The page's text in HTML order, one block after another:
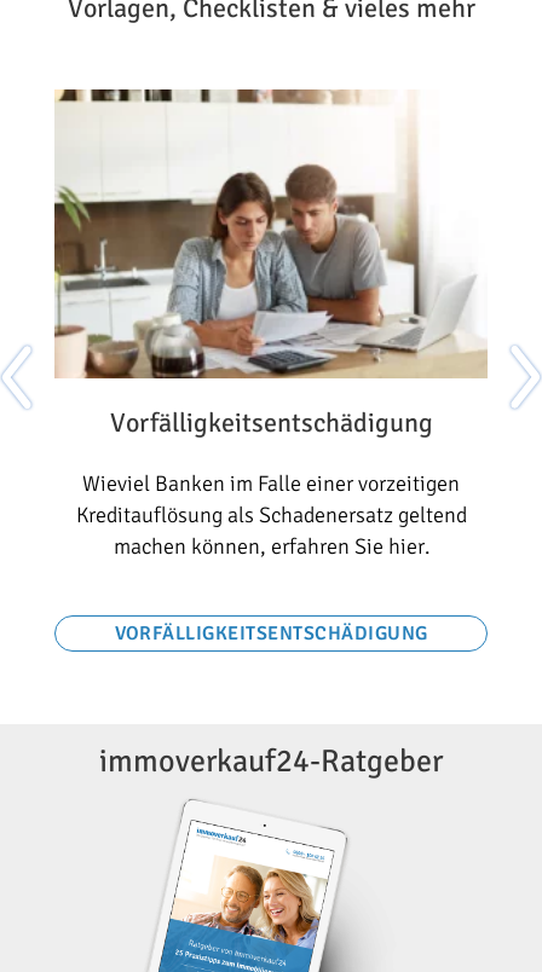
Vorlagen, Checklisten & vieles mehr
Vorfälligkeitsentschädigung
Wieviel Banken im Falle einer vorzeitigen
Kreditauflösung als Schadenersatz geltend
machen können, erfahren Sie hier.
VORFÄLLIGKEITSENTSCHÄDIGUNG
immoverkauf24-Ratgeber